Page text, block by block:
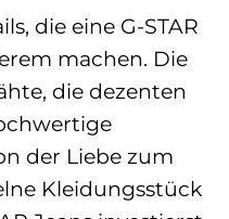
die eine G-STAR
machen. Die
die dezenten
der Liebe zum
Kleidungsstück